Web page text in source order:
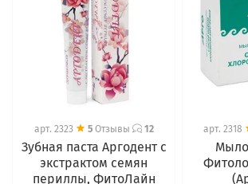
арт. 2323 5Отзывы 12
Зубная паста Аргодент с
экстрактом семян
периллы, ФитоЛайн
арт. 2318
Мыло